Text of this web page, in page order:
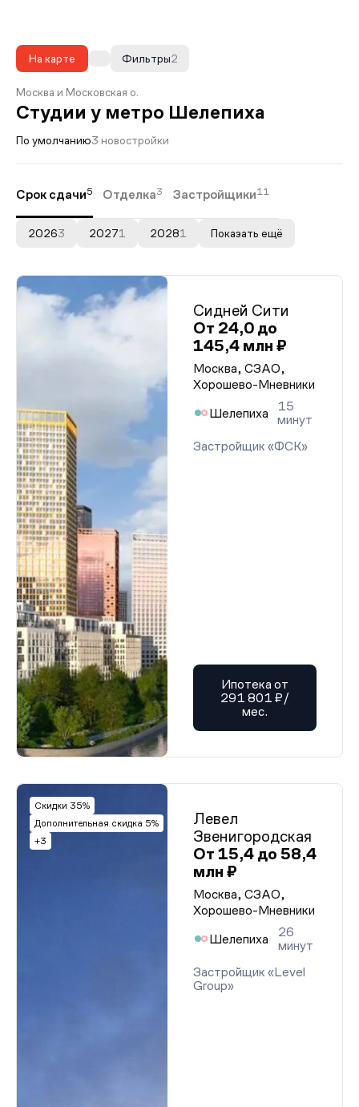
На карте 2
Фильтры
Москва и Московская о.
Студии у метро Шелепиха
По умолчанию3 новостройки
Срок сдачи5 Отделка3 Застройщики11
20263 20271 20281 Показать ещё
Сидней Сити
От 24,0 до
145,4 млн ₽
Москва, СЗАО,
Хорошево-Мневники
Шелепиха
15
минут
Застройщик «ФСК»
Ипотека от
291 801 ₽/
мес.
Скидки 35%
Дополнительная скидка 5%
+3
Левел
Звенигородская
От 15,4 до 58,4
млн ₽
Москва, СЗАО,
Хорошево-Мневники
Шелепиха
26
минут
Застройщик «Level
Group»